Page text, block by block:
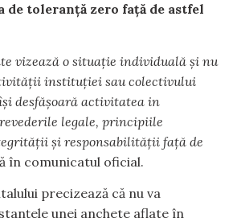
toleranță zero față de astfel
vizează o situație individuală și nu
instituției sau colectivului
desfășoară activitatea in
legale, principiile
și responsabilității față de
în comunicatul oficial.
precizează că nu va
unei anchete aflate în